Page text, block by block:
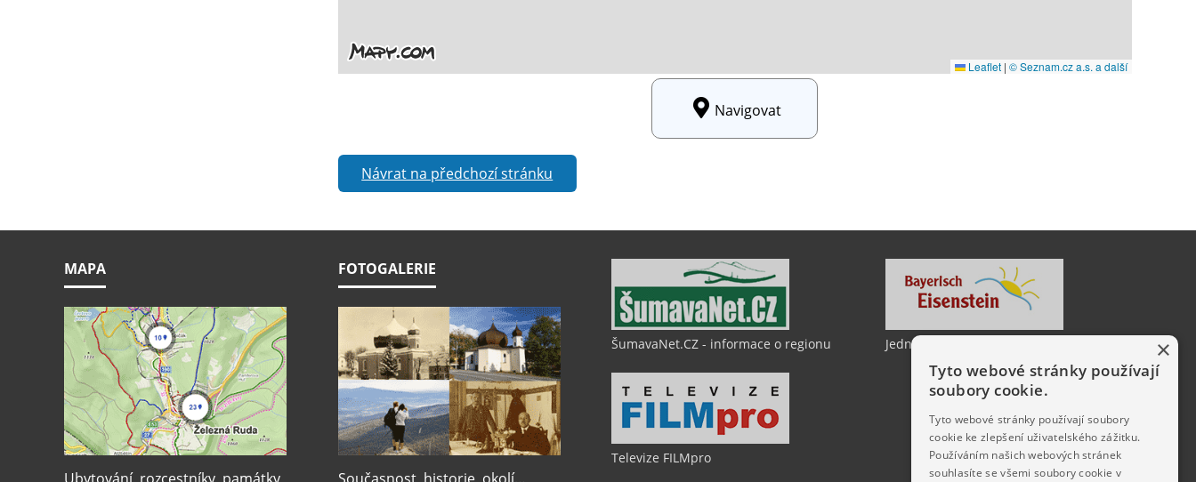
Navigovat
Návrat na předchozí stránku
MAPA FOTOGALERIE
ŠumavaNet.CZ - informace o regionu
Televize FILMpro
Jedno město, dvě země ×
Tyto webové stránky používají
soubory cookie.
Tyto webové stránky používají soubory
cookie ke zlepšení uživatelského zážitku.
Používáním našich webových stránek
souhlasíte se všemi soubory cookie v